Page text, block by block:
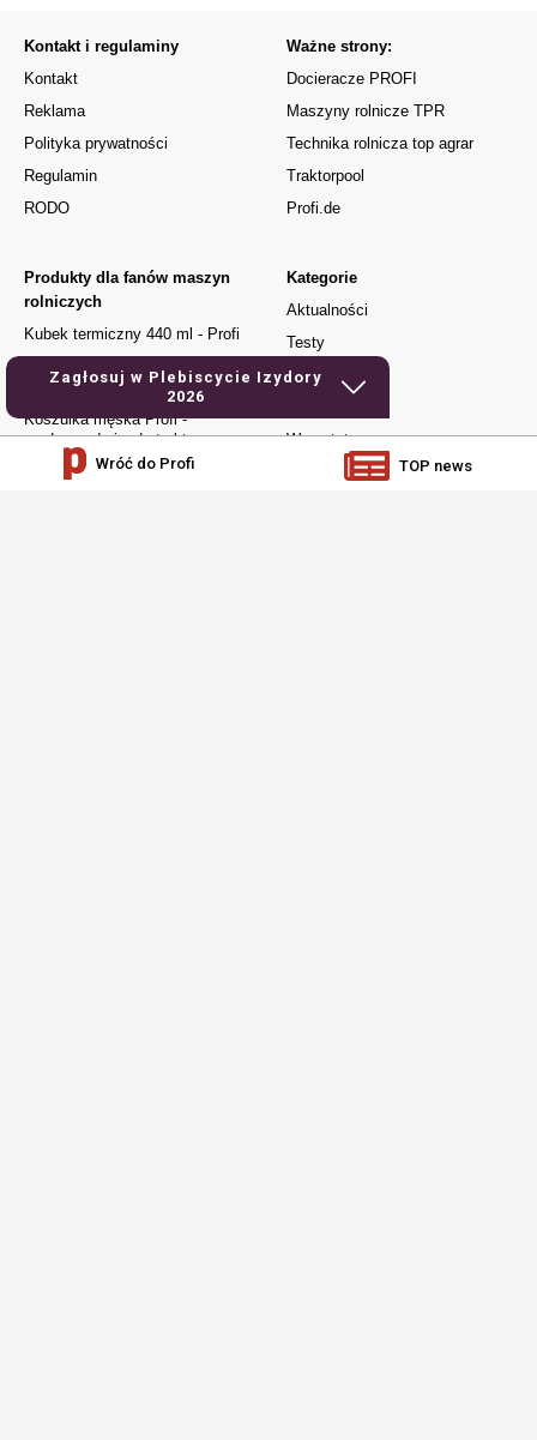
Zagłosuj w Plebiscycie Izydory
2026
Kontakt i regulaminy
Kontakt
Reklama
Polityka prywatności
Regulamin
RODO
Kategorie
Aktualności
Testy
Używane
Warsztat
Jak to działa
Produkty dla fanów maszyn
rolniczych
Kubek termiczny 440 ml - Profi
traktorem
Koszulka męska Profi -
urodzony do jazdy traktorem
Czapka z daszkiem – Profi
Ważne strony:
Docieracze PROFI
Maszyny rolnicze TPR
Technika rolnicza top agrar
Traktorpool
Profi.de
Wróć do Profi TOP news